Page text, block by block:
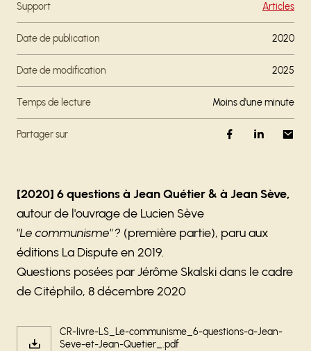
Support Articles
Date de publication 2020
Date de modification 2025
Temps de lecture moins d'une minute
Partager sur
[2020] 6 questions à Jean Quétier & à Jean Sève,
autour de l'ouvrage de Lucien Sève
"Le communisme" ? (première partie), paru aux
éditions La Dispute en 2019.
Questions posées par Jérôme Skalski dans le cadre
de Citéphilo, 8 décembre 2020
CR-livre-LS_Le-communisme_6-questions-a-Jean-
Seve-et-Jean-Quetier_.pdf